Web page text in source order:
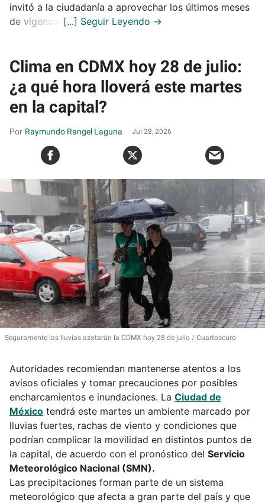
invitó a la ciudadanía a aprovechar los últimos meses
de vigencia.
Clima en CDMX hoy 28 de julio:
¿a qué hora lloverá este martes
en la capital?
Raymundo Rangel Laguna Jul 28, 2026
Seguramente las lluvias azotarán la CDMX hoy 28 de julio Cuartoscuro
Autoridades recomiendan mantenerse atentos a los
avisos oficiales y tomar precauciones por posibles
encharcamientos e inundaciones. La Ciudad de
México tendrá este martes un ambiente marcado por
lluvias fuertes, rachas de viento y condiciones que
podrían complicar la movilidad en distintos puntos de
la capital, de acuerdo con el pronóstico del Servicio
Meteorológico Nacional (SMN).
Las precipitaciones forman parte de un sistema
meteorológico que afecta a gran parte del país y que